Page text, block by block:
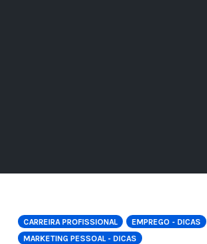
CARREIRA PROFISSIONAL
EMPREGO - DICAS
MARKETING PESSOAL - DICAS